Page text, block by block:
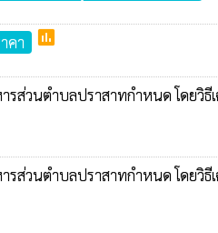
คา poll
รส่วนตำบลปราสาทกำหนด โดยวิธี
รส่วนตำบลปราสาทกำหนด โดยวิธี